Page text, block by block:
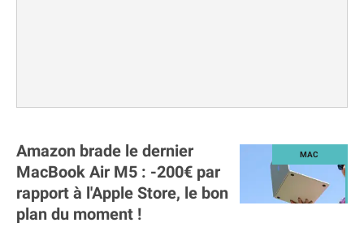
Amazon brade le dernier
MacBook Air M5 : -200€ par
rapport à l'Apple Store, le bon
plan du moment !